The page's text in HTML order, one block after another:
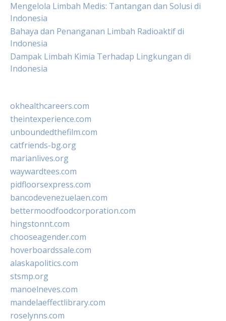
Mengelola Limbah Medis: Tantangan dan Solusi di
Indonesia
Bahaya dan Penanganan Limbah Radioaktif di
Indonesia
Dampak Limbah Kimia Terhadap Lingkungan di
Indonesia
okhealthcareers.com
theintexperience.com
unboundedthefilm.com
catfriends-bg.org
marianlives.org
waywardtees.com
pidfloorsexpress.com
bancodevenezuelaen.com
bettermoodfoodcorporation.com
hingstonnt.com
chooseagender.com
hoverboardssale.com
alaskapolitics.com
stsmp.org
manoelneves.com
mandelaeffectlibrary.com
roselynns.com